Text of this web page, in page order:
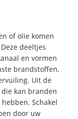
of olie komen
deeltjes
en vormen
brandstoffen,
Uit de
die kan branden
Schakel
door uw